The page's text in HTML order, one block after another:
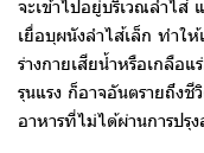
จะเข้าไปอยู่บริเวณลำไส้
เยื่อบุผนังลำไส้เล็ก ทำให้
ร่างกายเสียน้ำหรือเกลือแ
รุนแรง ก็อาจอันตรายถึงชี
อาหารที่ไม่ได้ผ่านการปรุ